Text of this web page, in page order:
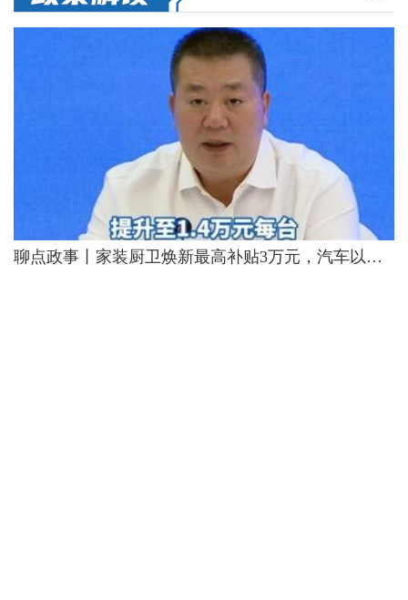
聊点政事丨家装厨卫焕新最高补贴3万元，汽车以旧换新消费者可按新标准补发差额